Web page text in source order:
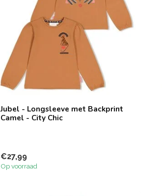
Jubel - Longsleeve met Backprint
Camel - City Chic
€27,99
Op voorraad